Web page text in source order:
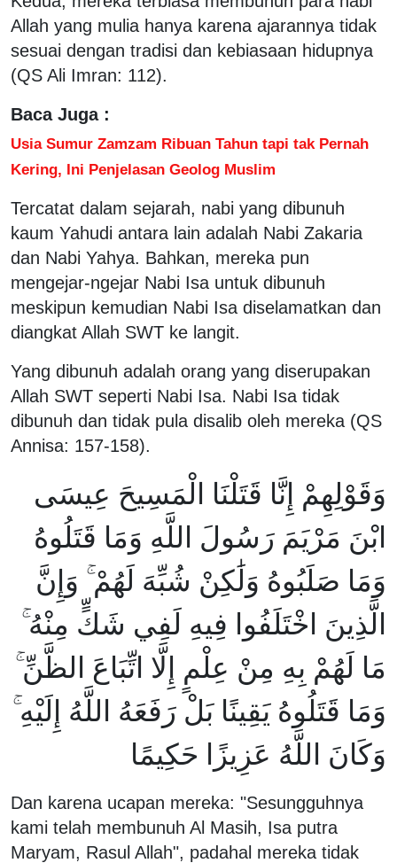
Allah yang mulia hanya karena ajarannya tidak
sesuai dengan tradisi dan kebiasaan hidupnya
(QS Ali Imran: 112).
Baca Juga :
Usia Sumur Zamzam Ribuan Tahun tapi tak Pernah
Kering, Ini Penjelasan Geolog Muslim
Tercatat dalam sejarah, nabi yang dibunuh
kaum Yahudi antara lain adalah Nabi Zakaria
dan Nabi Yahya. Bahkan, mereka pun
mengejar-ngejar Nabi Isa untuk dibunuh
meskipun kemudian Nabi Isa diselamatkan dan
diangkat Allah SWT ke langit.
Yang dibunuh adalah orang yang diserupakan
Allah SWT seperti Nabi Isa. Nabi Isa tidak
dibunuh dan tidak pula disalib oleh mereka (QS
Annisa: 157-158).
وَقَوْلِهِمْ إِنَّا قَتَلْنَا الْمَسِيحَ عِيسَى
ابْنَ مَرْيَمَ رَسُولَ اللَّهِ وَمَا قَتَلُوهُ
وَمَا صَلَبُوهُ وَلَٰكِنْ شُبِّهَ لَهُمْ ۚ وَإِنَّ
الَّذِينَ اخْتَلَفُوا فِيهِ لَفِي شَكٍّ مِنْهُ ۚ
مَا لَهُمْ بِهِ مِنْ عِلْمٍ إِلَّا اتِّبَاعَ الظَّنِّ ۚ
وَمَا قَتَلُوهُ يَقِينًا بَلْ رَفَعَهُ اللَّهُ إِلَيْهِ ۚ
وَكَانَ اللَّهُ عَزِيزًا حَكِيمًا
Dan karena ucapan mereka: "Sesungguhnya
kami telah membunuh Al Masih, Isa putra
Maryam, Rasul Allah", padahal mereka tidak